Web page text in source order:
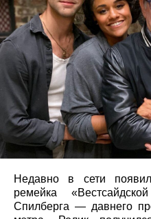
Недавно в сети
ремейка
Спилберга — давнего